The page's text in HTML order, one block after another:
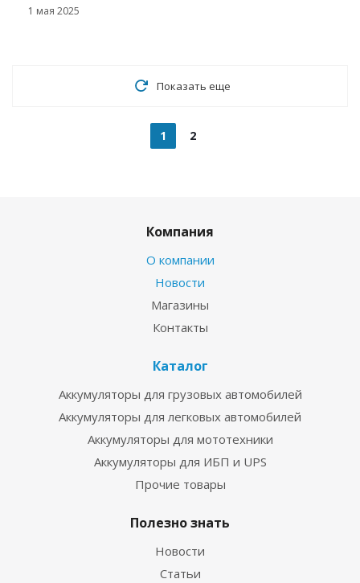
1 мая 2025
Показать еще
1 2
Компания
О компании
Новости
Магазины
Контакты
Каталог
Аккумуляторы для грузовых автомобилей
Аккумуляторы для легковых автомобилей
Аккумуляторы для мототехники
Аккумуляторы для ИБП и UPS
Прочие товары
Полезно знать
Новости
Статьи